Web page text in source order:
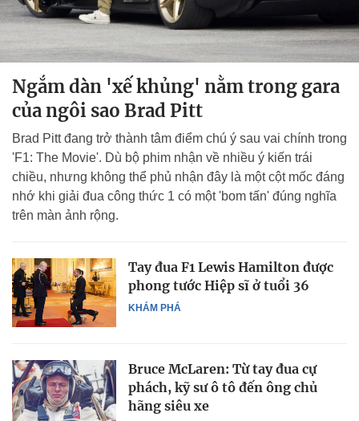
Ngắm dàn 'xế khủng' nằm trong gara
của ngôi sao Brad Pitt
Brad Pitt đang trở thành tâm điểm chú ý sau vai chính trong
'F1: The Movie'. Dù bộ phim nhận về nhiều ý kiến trái
chiều, nhưng không thể phủ nhận đây là một cột mốc đáng
nhớ khi giải đua công thức 1 có một 'bom tấn' đúng nghĩa
trên màn ảnh rộng.
KHÁM PHÁ
Tay đua F1 Lewis Hamilton được
phong tước Hiệp sĩ ở tuổi 36
Bruce McLaren: Từ tay đua cự
phách, kỹ sư ô tô đến ông chủ
hãng siêu xe